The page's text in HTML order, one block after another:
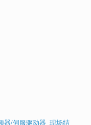
器/伺服驱动器_现场结